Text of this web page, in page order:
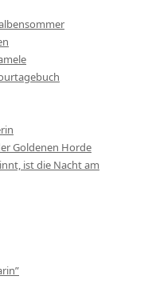
Goldenen Horde
ist die Nacht am